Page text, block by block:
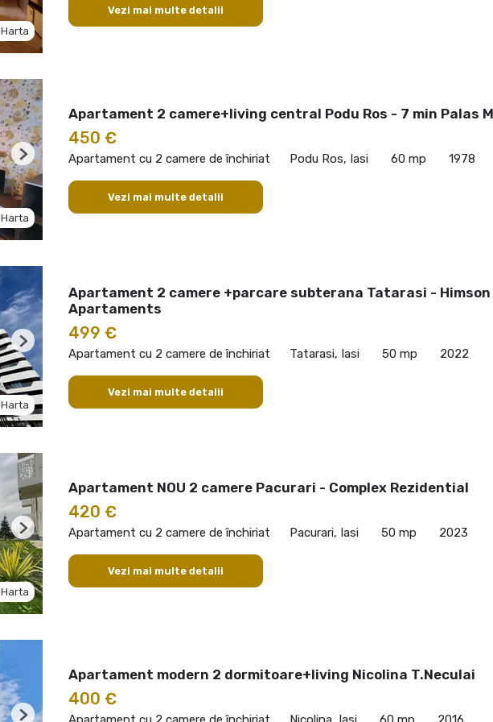
Harta
Vezi mai multe detalii
Harta
Next
Apartament 2 camere+living central Podu Ros - 7 min Palas
450 €
Apartament cu 2 camere de închiriat Podu Ros, Iasi 60 mp 1978
Vezi mai multe detalii
Harta
Next
Apartament 2 camere +parcare subterana Tatarasi - Himson
Apartaments
499 €
Apartament cu 2 camere de închiriat Tatarasi, Iasi 50 mp 2022
Vezi mai multe detalii
Harta
Next
Apartament NOU 2 camere Pacurari - Complex Rezidential
420 €
Apartament cu 2 camere de închiriat Pacurari, Iasi 50 mp 2023
Vezi mai multe detalii
Apartament modern 2 dormitoare+living Nicolina T.Neculai
400 €